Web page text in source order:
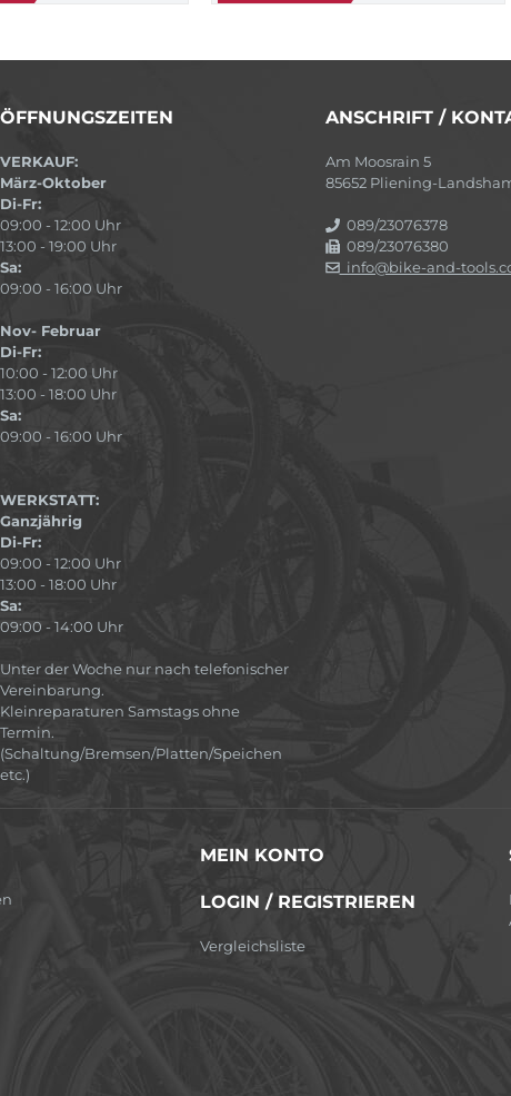
ÖFFNUNGSZEITEN
VERKAUF:
März-Oktober
Di-Fr:
09:00 - 12:00 Uhr
13:00 - 19:00 Uhr
Sa:
09:00 - 16:00 Uhr
Nov- Februar
Di-Fr:
10:00 - 12:00 Uhr
13:00 - 18:00 Uhr
Sa:
09:00 - 16:00 Uhr
WERKSTATT:
Ganzjährig
Di-Fr:
09:00 - 12:00 Uhr
13:00 - 18:00 Uhr
Sa:
09:00 - 14:00 Uhr
Unter der Woche nur nach telefonischer
Vereinbarung.
Kleinreparaturen Samstags ohne
Termin.
(Schaltung/Bremsen/Platten/Speichen
etc.)
ANSCHRIFT /
Am Moosrain 5
85652 Pliening-
089/23076378
089/23076380
info@bike-and-
MEIN KONTO
LOGIN / REGISTRIEREN
Vergleichsliste